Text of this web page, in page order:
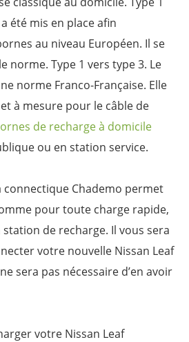
été mis en place afin
au niveau Européen. Il se
norme. Type 1 vers type 3. Le
norme Franco-Française. Elle
à mesure pour le câble de
de recharge à domicile
ou en station service.
connectique Chademo permet
pour toute charge rapide,
de recharge. Il vous sera
votre nouvelle Nissan Leaf
sera pas nécessaire d’en avoir
votre Nissan Leaf